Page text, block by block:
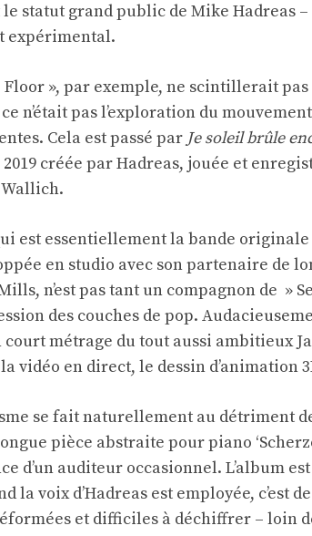
statut grand public de Mike Hadreas
expérimental.
Floor », par exemple, ne scintillerait
n’était pas l’exploration du
Cela est passé par Je soleil brûle
créée par Hadreas, jouée et
est essentiellement la bande
en studio avec son partenaire de
n’est pas tant un compagnon de »
des couches de pop.
court métrage du tout aussi ambitieux
vidéo en direct, le dessin d’animation
se fait naturellement au détriment
pièce abstraite pour piano
d’un auditeur occasionnel. L’album
la voix d’Hadreas est employée, c’est
et difficiles à déchiffrer – loin